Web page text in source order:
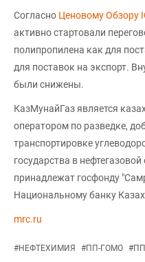
Согласно Ценовому Обзору
активно стартовали
полипропилена как для
для поставок на экспорт.
были снижены.
КазМунайГаз является
оператором по разведке,
транспортировке
государства в
принадлежат госфонду
Национальному банку
mrc.ru
#НЕФТЕХИМИЯ #ПП-ГОМО #